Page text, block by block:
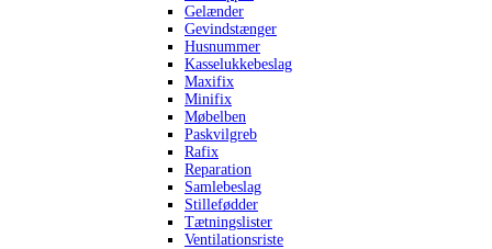
Gelænder
Gevindstænger
Husnummer
Kasselukkebeslag
Maxifix
Minifix
Møbelben
Paskvilgreb
Rafix
Reparation
Samlebeslag
Stillefødder
Tætningslister
Ventilationsriste